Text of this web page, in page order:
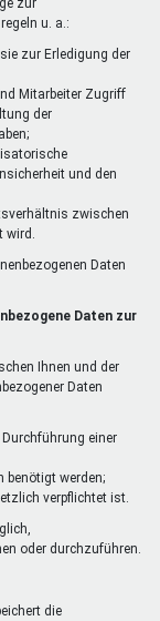
u. a.:
zur Erledigung der
Mitarbeiter Zugriff
der
und den
zwischen
Daten
Daten zur
Ihnen und der
Daten
einer
benötigt werden;
verpflichtet ist.
oder durchzuführen.
die